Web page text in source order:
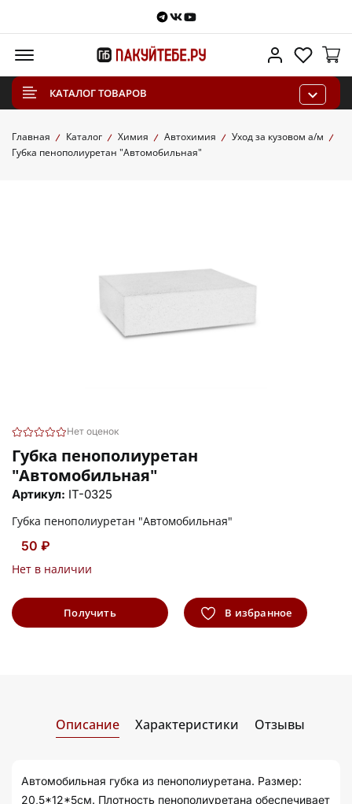
Telegram
VKontakte
Youtube
Личный
КАТАЛОГ ТОВАРОВ
Главная Каталог Химия Автохимия
Уход за кузовом а/м
Губка пенополиуретан "Автомобильная"
Нет оценок
Губка пенополиуретан
"Автомобильная"
Артикул: IT-0325
Губка пенополиуретан "Автомобильная"
50 ₽
Нет в наличии
Получить В избранное
Описание Характеристики Отзывы
Автомобильная губка из пенополиуретана. Размер:
20,5*12*5см. Плотность пенополиуретана обеспечивает